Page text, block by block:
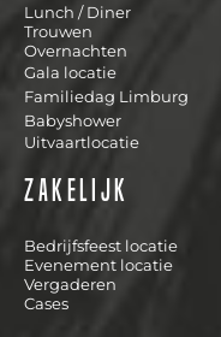
Lunch / Diner
Trouwen
Overnachten
Gala locatie
Familiedag Limburg
Babyshower
Uitvaartlocatie
Zakelijk
Bedrijfsfeest locatie
Evenement locatie
Vergaderen
Cases